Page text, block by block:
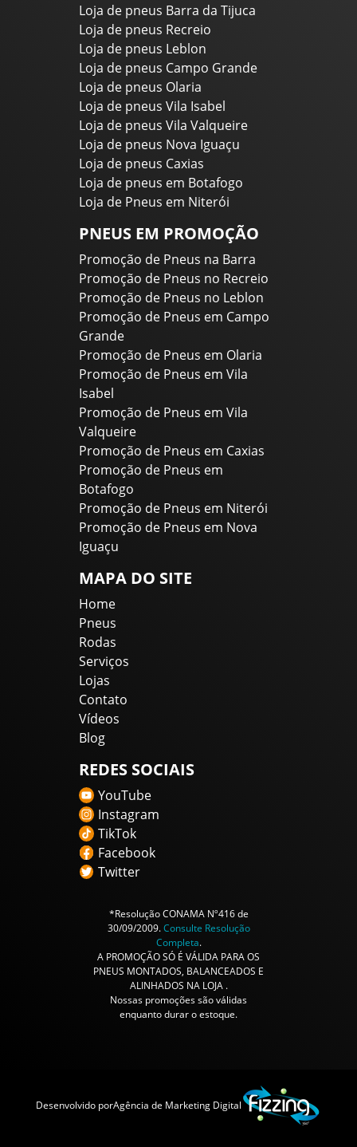
Loja de pneus Barra da Tijuca
Loja de pneus Recreio
Loja de pneus Leblon
Loja de pneus Campo Grande
Loja de pneus Olaria
Loja de pneus Vila Isabel
Loja de pneus Vila Valqueire
Loja de pneus Nova Iguaçu
Loja de pneus Caxias
Loja de pneus em Botafogo
Loja de Pneus em Niterói
PNEUS EM PROMOÇÃO
Promoção de Pneus na Barra
Promoção de Pneus no Recreio
Promoção de Pneus no Leblon
Promoção de Pneus em Campo
Grande
Promoção de Pneus em Olaria
Promoção de Pneus em Vila
Isabel
Promoção de Pneus em Vila
Valqueire
Promoção de Pneus em Caxias
Promoção de Pneus em
Botafogo
Promoção de Pneus em Niterói
Promoção de Pneus em Nova
Iguaçu
MAPA DO SITE
Home
Pneus
Rodas
Serviços
Lojas
Contato
Vídeos
Blog
REDES SOCIAIS
YouTube
Instagram
TikTok
Facebook
Twitter
*Resolução CONAMA Nº416 de
30/09/2009.Consulte Resolução
Completa.
A PROMOÇÃO SÓ É VÁLIDA PARA OS
PNEUS MONTADOS, BALANCEADOS E
ALINHADOS NA LOJA .
Nossas promoções são válidas
enquanto durar o estoque.
Desenvolvido porAgência de Marketing Digital